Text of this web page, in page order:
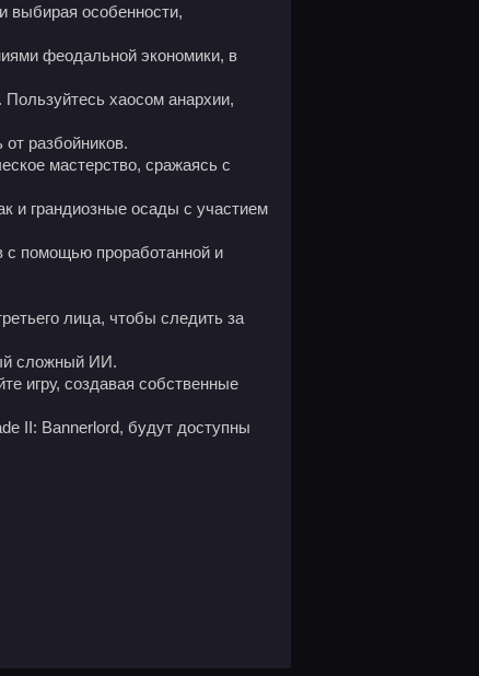
выбирая особенности,
феодальной экономики, в
хаосом анархии,
от разбойников.
мастерство, сражаясь с
и грандиозные осады с участием
с помощью проработанной и
лица, чтобы следить за
сложный ИИ.
игру, создавая собственные
II: Bannerlord, будут доступны